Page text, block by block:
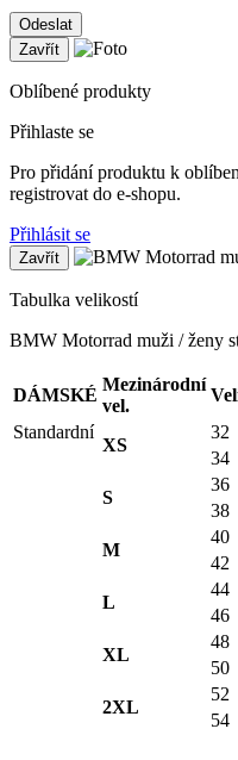
Odeslat
Zavřít
Oblíbené produkty
Přihlaste se
Pro přidání produktu k
registrovat do e-shopu.
Přihlásit se
Zavřít
Tabulka velikostí
BMW Motorrad muži / ženy
DÁMSKÉ
Mezinárodní
vel.
Standardní
XS
32
34
S
36
38
M
40
42
L
44
46
XL
48
50
2XL
52
54